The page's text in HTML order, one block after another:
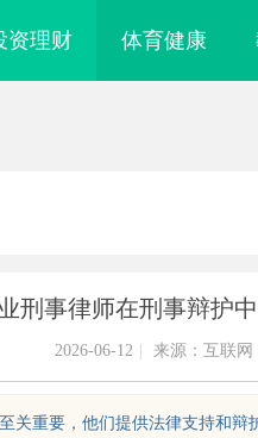
资理财 体育健康
刑事律师在刑事辩护
2026-06-12 来源：互联网
关重要，他们提供法律支持和